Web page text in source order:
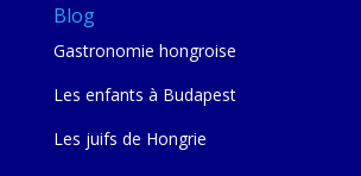
Blog
Gastronomie hongroise
Les enfants à Budapest
Les juifs de Hongrie